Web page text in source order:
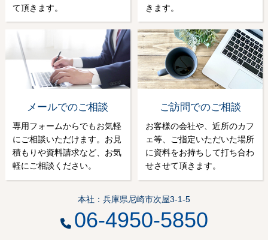
て頂きます。
きます。
メールでのご相談
専用フォームからでもお気軽
にご相談いただけます。お見
積もりや資料請求など、お気
軽にご相談ください。
ご訪問でのご相談
お客様の会社や、近所のカフ
ェ等、ご指定いただいた場所
に資料をお持ちして打ち合わ
せさせて頂きます。
本社：兵庫県尼崎市次屋3-1-5
06-4950-5850